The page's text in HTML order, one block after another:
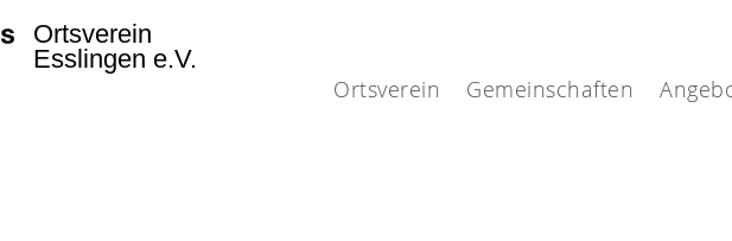
Ortsverein Gemeinschaften
Ortsverein
Esslingen e.V.